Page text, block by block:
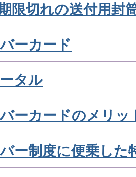
限切れの送付用封
ーカード
タル
ーカードのメリッ
ー制度に便乗した